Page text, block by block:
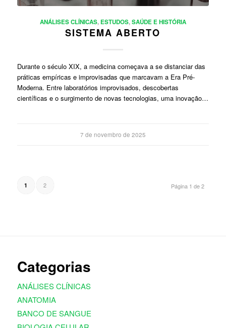
ANÁLISES CLÍNICAS, ESTUDOS,SAÚDE E HISTÓRIA
SISTEMA ABERTO
Durante o século XIX, a medicina começava a se distanciar das
práticas empíricas e improvisadas que marcavam a Era Pré-
Moderna. Entre laboratórios improvisados, descobertas
científicas e o surgimento de novas tecnologias, uma inovação…
7 de novembro de 2025
Página 1 de 2
1 2
Categorias
ANÁLISES CLÍNICAS
ANATOMIA
BANCO DE SANGUE